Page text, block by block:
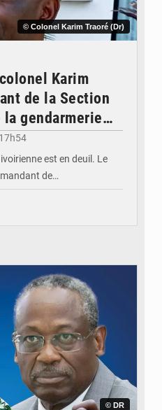
© Colonel Karim Traoré (Dr)
Karim
de la Section
gendarmerie
sportive
est en deuil. Le
de…
© DR